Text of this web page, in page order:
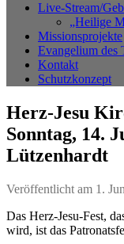
Live-Stream/
„Heilige
Missionsprojekte
Evangelium des
Kontakt
Schutzkonzept
Herz-Jesu
Sonntag, 14.
Lützenhardt
Veröffentlicht am 1.
Das Herz-Jesu-Fest,
wird, ist das